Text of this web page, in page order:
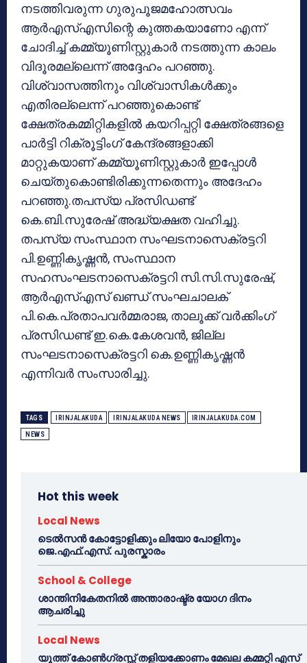
നടത്തിവരുന്ന ഗുരുപൂജമഹോത്സവം
ആര്‍എസ്എസിന്റെ കുത്തകയാണോ എന്ന്
ചോദിച്ച് കമ്മ്യൂണിസ്റ്റുകാര്‍ നടത്തുന്ന കാലം
വിദൂരമല്ലെന്ന് അദ്ദേഹം പറഞ്ഞു.
വിശ്വാസത്തിനും വിശ്വാസികള്‍ക്കും
എതിരല്ലെന്ന് പറഞ്ഞുകൊണ്ട്
ക്ഷേത്രകമ്മിറ്റികളില്‍ കയറിപ്പറ്റി ക്ഷേത്രങ്ങളെ
പാര്‍ട്ടി റിക്രൂട്ടിംഗ് കേന്ദ്രങ്ങളാക്കി
മാറ്റുകയാണ് കമ്മ്യൂണിസ്റ്റുകാര്‍ ഇപ്പോള്‍
ചെയ്തുകൊണ്ടിരിക്കുന്നതെന്നും അദേഹം
പറഞ്ഞു.തപസ്യ പ്രസിഡണ്ട്
കെ.ബി.സുരേഷ് അദ്ധ്യക്ഷത വഹിച്ചു.
തപസ്യ സംസ്ഥാന സംഘടനാസെക്രട്ടറി
പി.ഉണ്ണികൃഷ്ണന്‍, സംസ്ഥാന
സഹസംഘടനാസെക്രട്ടറി സി.സി.സുരേഷ്,
ആര്‍എസ്എസ് ഖണ്ഡ് സംഘചാലക്
പി.കെ.പ്രതാപവര്‍മ്മരാജ, താലൂക്ക് വര്‍ക്കിംഗ്
പ്രസിഡണ്ട് ഇ.കെ.കേശവന്‍, ജില്ല
സംഘടനാസെക്രട്ടറി കെ.ഉണ്ണികൃഷ്ണന്‍
എന്നിവര്‍ സംസാരിച്ചു.
TAGS IRINJALAKUDA IRINJALAKUDA NEWS IRINJALAKUDA.COM
NEWS
Hot this week
Local News
ടെൽസൻ കോട്ടോളിക്കും ലിയോ പോളിനും
ജെ.എഫ്.എസ്. പുരസ്കാരം
School & College
ശാന്തിനികേതനിൽ അന്താരാഷ്ട്ര യോഗ ദിനം
ആചരിച്ചു
Local News
യൂത്ത് കോൺഗ്രസ്സ് തളിയക്കോണം മേഖല കമ്മറ്റി എസ്